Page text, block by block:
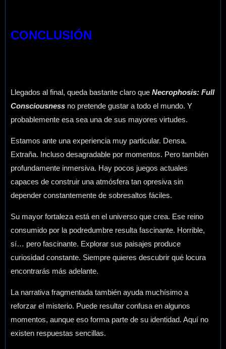
CONCLUSIÓN
Llegados al final, queda bastante claro que Necrophosis: Full
Consciousness no pretende gustar a todo el mundo. Y
probablemente esa sea una de sus mayores virtudes.
Estamos ante una experiencia muy particular. Densa.
Extraña. Incluso desagradable por momentos. Pero también
profundamente inmersiva. Hay pocos juegos actuales
capaces de construir una atmósfera tan opresiva sin
depender constantemente de sobresaltos fáciles.
Su mayor fortaleza está en el universo que crea. Ese reino
consumido por la podredumbre resulta fascinante. Horrible,
sí… pero fascinante. Explorar sus paisajes produce
curiosidad constante. Siempre quieres descubrir qué locura
encontrarás más adelante.
La narrativa fragmentada también ayuda muchísimo a
reforzar el misterio. Puede resultar confusa en algunos
momentos, aunque eso forma parte de su identidad. Aquí no
existen respuestas sencillas.